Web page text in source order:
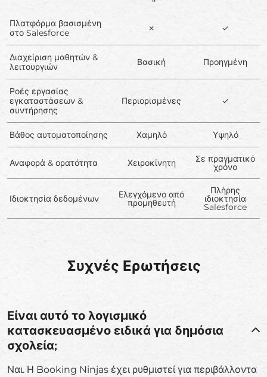
Πλατφόρμα βασισμένη
στο Salesforce
✗ ✓
Διαχείριση μαθητών &
λειτουργιών
Βασική Προηγμένη
Ροές εργασίας
εγκαταστάσεων &
συντήρησης
Περιορισμένες ✓
Βάθος αυτοματοποίησης Χαμηλό Υψηλό
Αναφορά & ορατότητα Χειροκίνητη Σε πραγματικό
χρόνο
Ιδιοκτησία δεδομένων Ελεγχόμενο από
προμηθευτή
Πλήρης
ιδιοκτησία
Salesforce
Συχνές Ερωτήσεις
Είναι αυτό το λογισμικό
κατασκευασμένο ειδικά για δημόσια
σχολεία;
Ναι. Η Booking Ninjas έχει ρυθμιστεί για περιβάλλοντα